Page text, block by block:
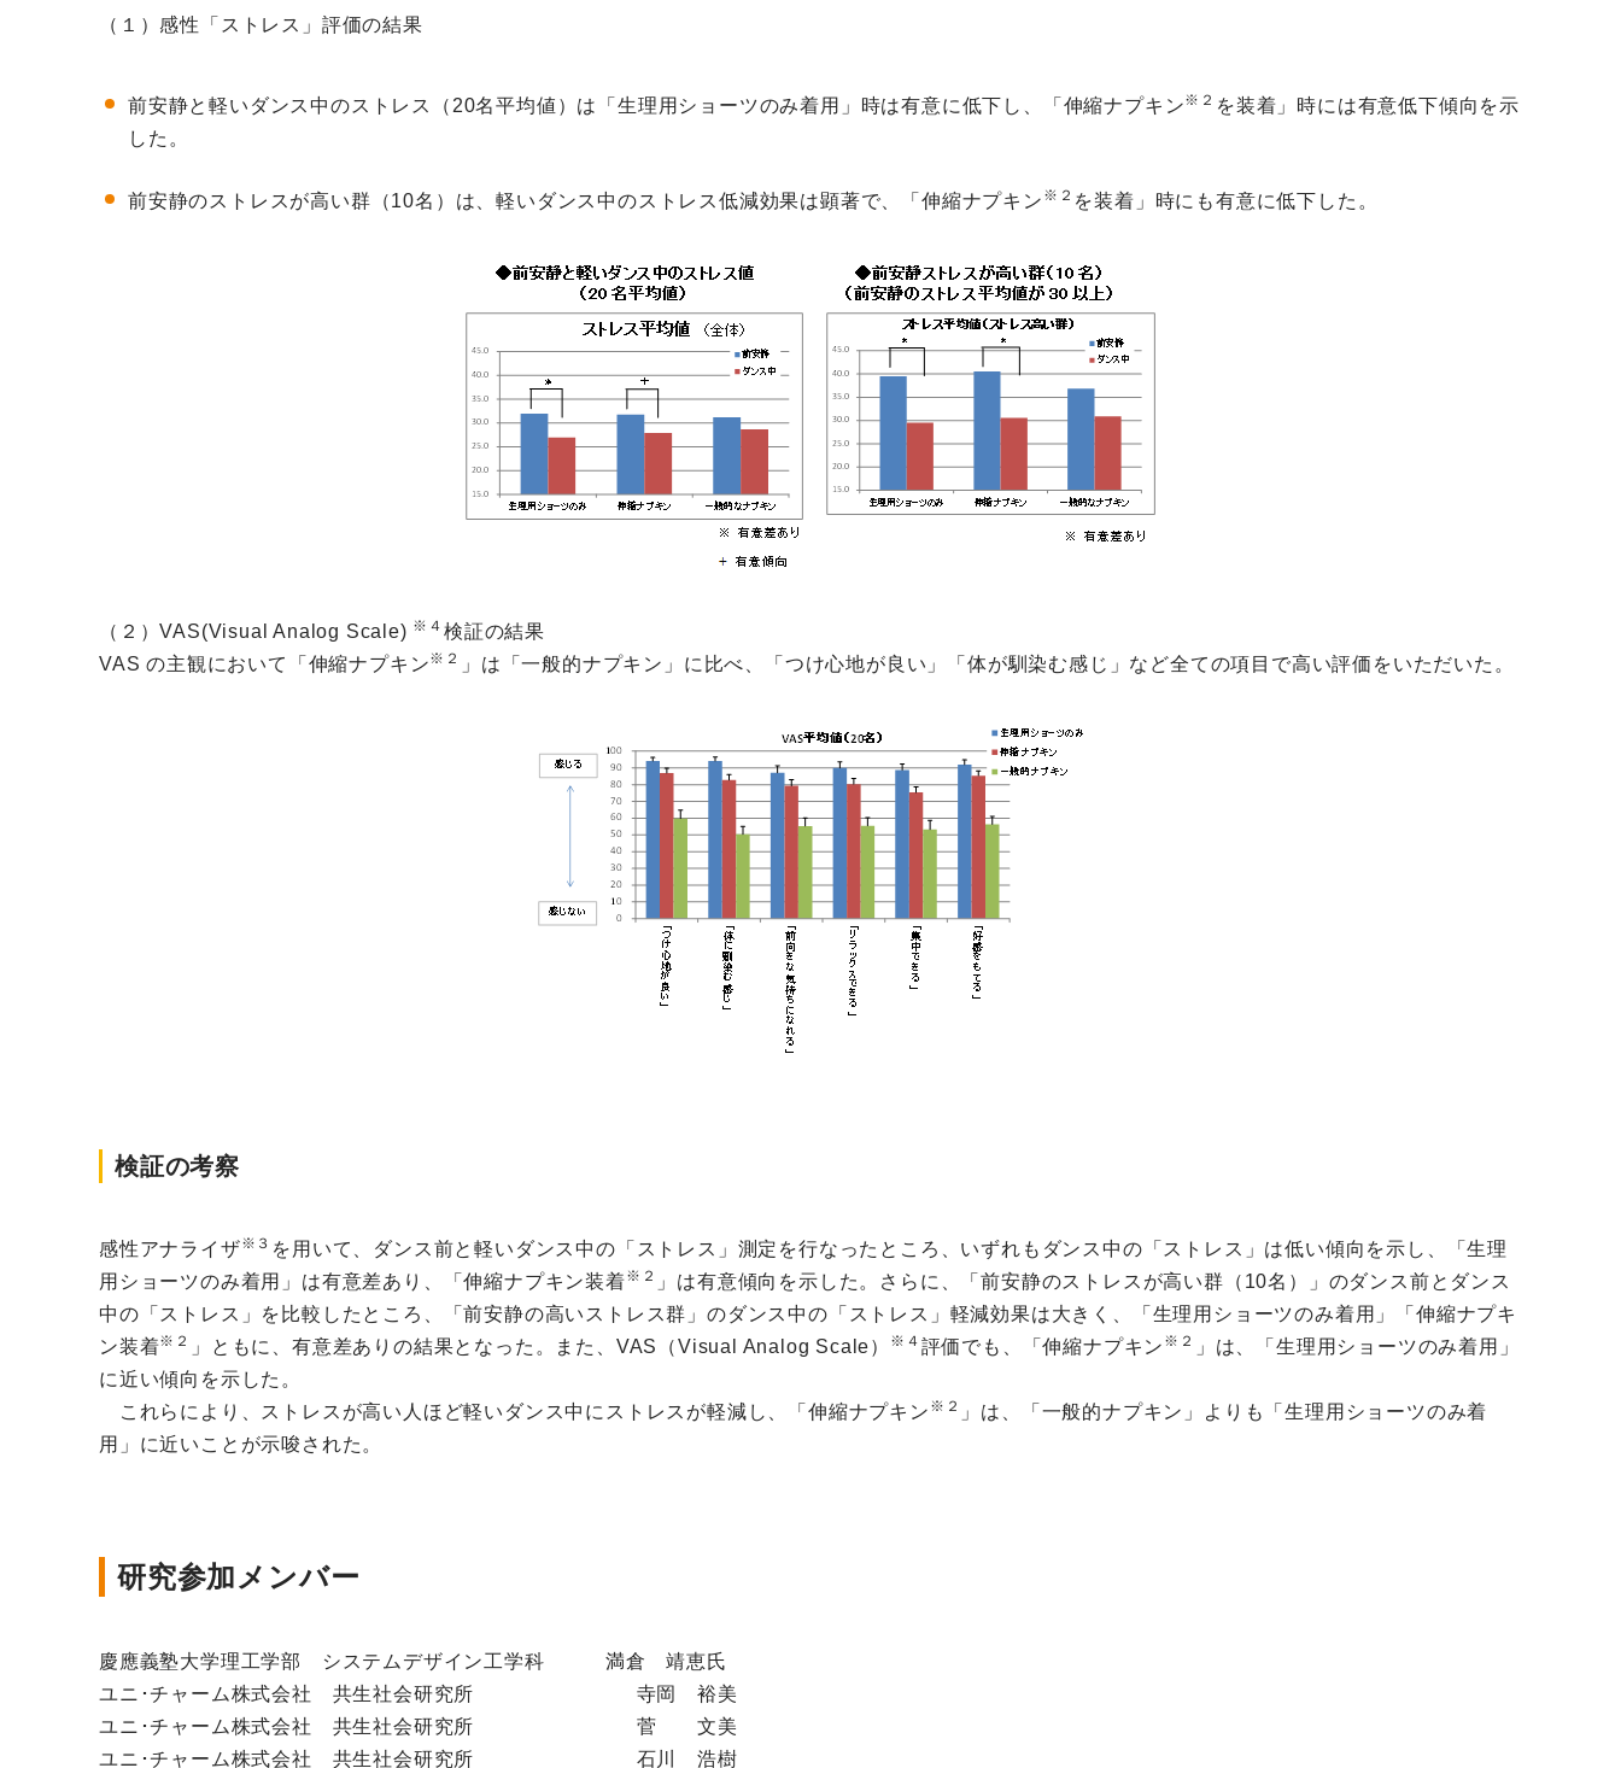
（１）感性「ストレス」評価の結果
前安静と軽いダンス中のストレス（20名平均値）は「生理用ショーツのみ着用」時は有意に低下し、「伸縮ナプキン※２ を装着」時には有意低下傾向を示
した。
前安静のストレスが高い群（10名）は、軽いダンス中のストレス低減効果は顕著で、「伸縮ナプキン ※２ を装着」時にも有意に低下した。
（２）VAS(Visual Analog Scale) ※４検証の結果
VAS の主観において「伸縮ナプキン※２ 」は「一般的ナプキン」に比べ、「つけ心地が良い」「体が馴染む感じ」など全ての項目で高い評価をいただいた。
検証の考察
感性アナライザ※３ を用いて、ダンス前と軽いダンス中の「ストレス」測定を行なったところ、いずれもダンス中の「ストレス」は低い傾向を示し、「生理
用ショーツのみ着用」は有意差あり、「伸縮ナプキン装着※２ 」は有意傾向を示した。さらに、「前安静のストレスが高い群（10名）」のダンス前とダンス
中の「ストレス」を比較したところ、「前安静の高いストレス群」のダンス中の「ストレス」軽減効果は大きく、「生理用ショーツのみ着用」「伸縮ナプキ
ン装着※２ 」ともに、有意差ありの結果となった。また、VAS（Visual Analog Scale） ※４ 評価でも、「伸縮ナプキン ※２
」は、「生理用ショーツのみ着用」
に近い傾向を示した。
これらにより、ストレスが高い人ほど軽いダンス中にストレスが軽減し、「伸縮ナプキン ※２ 」は、「一般的ナプキン」よりも「生理用ショーツのみ着
用」に近いことが示唆された。
研究参加メンバー
慶應義塾大学理工学部 システムデザイン工学科 満倉 靖恵氏
ユニ･チャーム株式会社 共生社会研究所 寺岡 裕美
ユニ･チャーム株式会社 共生社会研究所 菅 文美
ユニ･チャーム株式会社 共生社会研究所 石川 浩樹